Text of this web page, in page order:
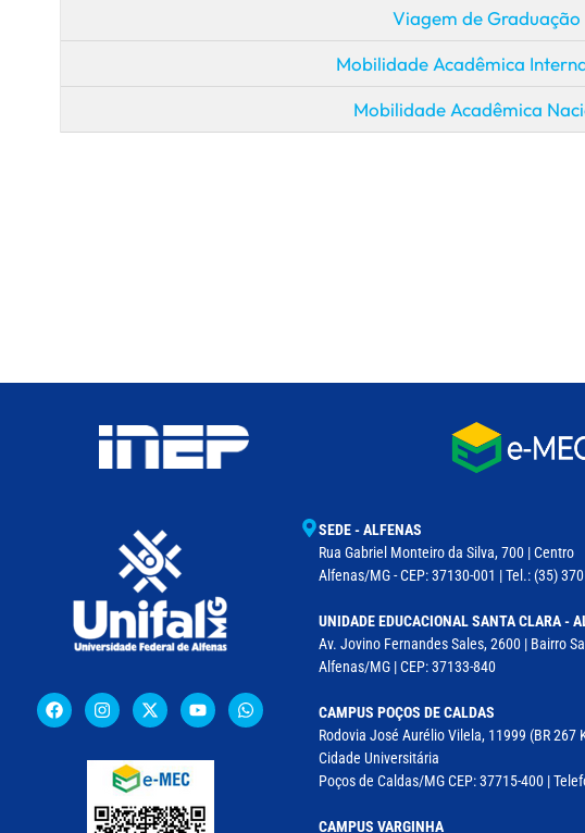
Viagem de Graduação
Mobilidade Acadêmica
Mobilidade Acadêmica
SEDE - ALFENAS
Rua Gabriel Monteiro da Silva, 700 | Centro
Alfenas/MG - CEP: 37130-001 | Tel.: (35)
UNIDADE EDUCACIONAL SANTA CLARA -
Av. Jovino Fernandes Sales, 2600 | Bairro
Alfenas/MG | CEP: 37133-840
CAMPUS POÇOS DE CALDAS
Rodovia José Aurélio Vilela, 11999 (BR 267
Cidade Universitária
Poços de Caldas/MG CEP: 37715-400 |
CAMPUS VARGINHA